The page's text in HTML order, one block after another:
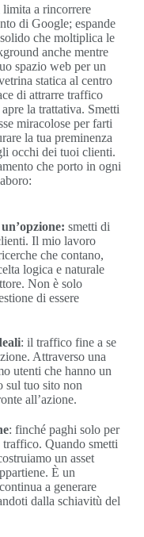
limita a rincorrere
di Google; espande
che moltiplica le
anche mentre
spazio web per un
statica al centro
di attrarre traffico
la trattativa. Smetti
miracolose per farti
la tua preminenza
occhi dei tuoi clienti.
che porto in ogni
smetti di
Il mio lavoro
che contano,
logica e naturale
Non è solo
di essere
: il traffico fine a se
Attraverso una
utenti che hanno un
sul tuo sito non
all’azione.
: finché paghi solo per
Quando smetti
un asset
È un
a generare
dalla schiavitù del